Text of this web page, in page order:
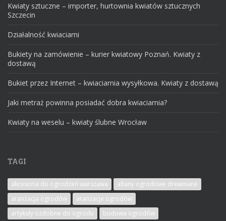
Kwiaty sztuczne – importer, hurtownia kwiatów sztucznych
Szczecin
Działalność kwiaciarni
Bukiety na zamówienie – kurier kwiatowy Poznań. Kwiaty z
dostawą
Bukiet przez Internet – kwiaciarnia wysyłkowa. Kwiaty z dostawą
Jaki metraż powinna posiadać dobra kwiaciarnia?
Kwiaty na weselu – kwiaty ślubne Wrocław
TAGI
akcesoria do ogrodzeń warszawa
altany ogrodowe drewniane
aranżacja ogrodów
aranżacje ogrodów
artykuły ozdobne do ogrodu
budowa ogrodów